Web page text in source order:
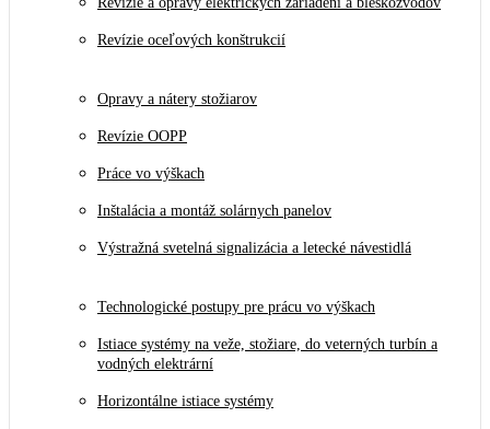
Revízie oceľových konštrukcií
Opravy a nátery stožiarov
Revízie OOPP
Práce vo výškach
Inštalácia a montáž solárnych panelov
Výstražná svetelná signalizácia a letecké návestidlá
Technologické postupy pre prácu vo výškach
Istiace systémy na veže, stožiare, do veterných turbín a
vodných elektrární
Horizontálne istiace systémy